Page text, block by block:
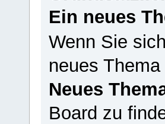
Ein neues
Wenn Sie
neues
Neues
Board zu